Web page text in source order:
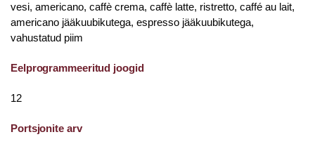
vesi, americano, caffè crema, caffè latte, ristretto, caffé au lait,
americano jääkuubikutega, espresso jääkuubikutega,
vahustatud piim
Eelprogrammeeritud joogid
12
Portsjonite arv